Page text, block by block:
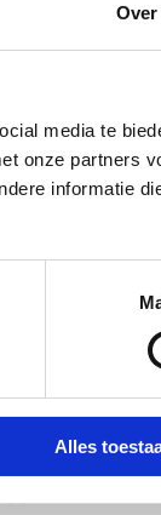
Over
media te
onze partners
informatie
Alles
MET